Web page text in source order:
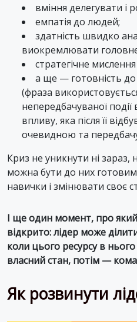
вміння делегувати і
емпатія до людей;
здатність швидко
виокремлювати
стратегічне
а ще — готовність до
(фраза
непередбачуваної події
впливу, яка після її
очевидною та
Криз не уникнути ні зараз,
можна бути до них
навички і змінювати своє
І ще один момент, про
відкрито: лідер може
коли цього ресурсу в
власний стан, потім —
Як розвинути